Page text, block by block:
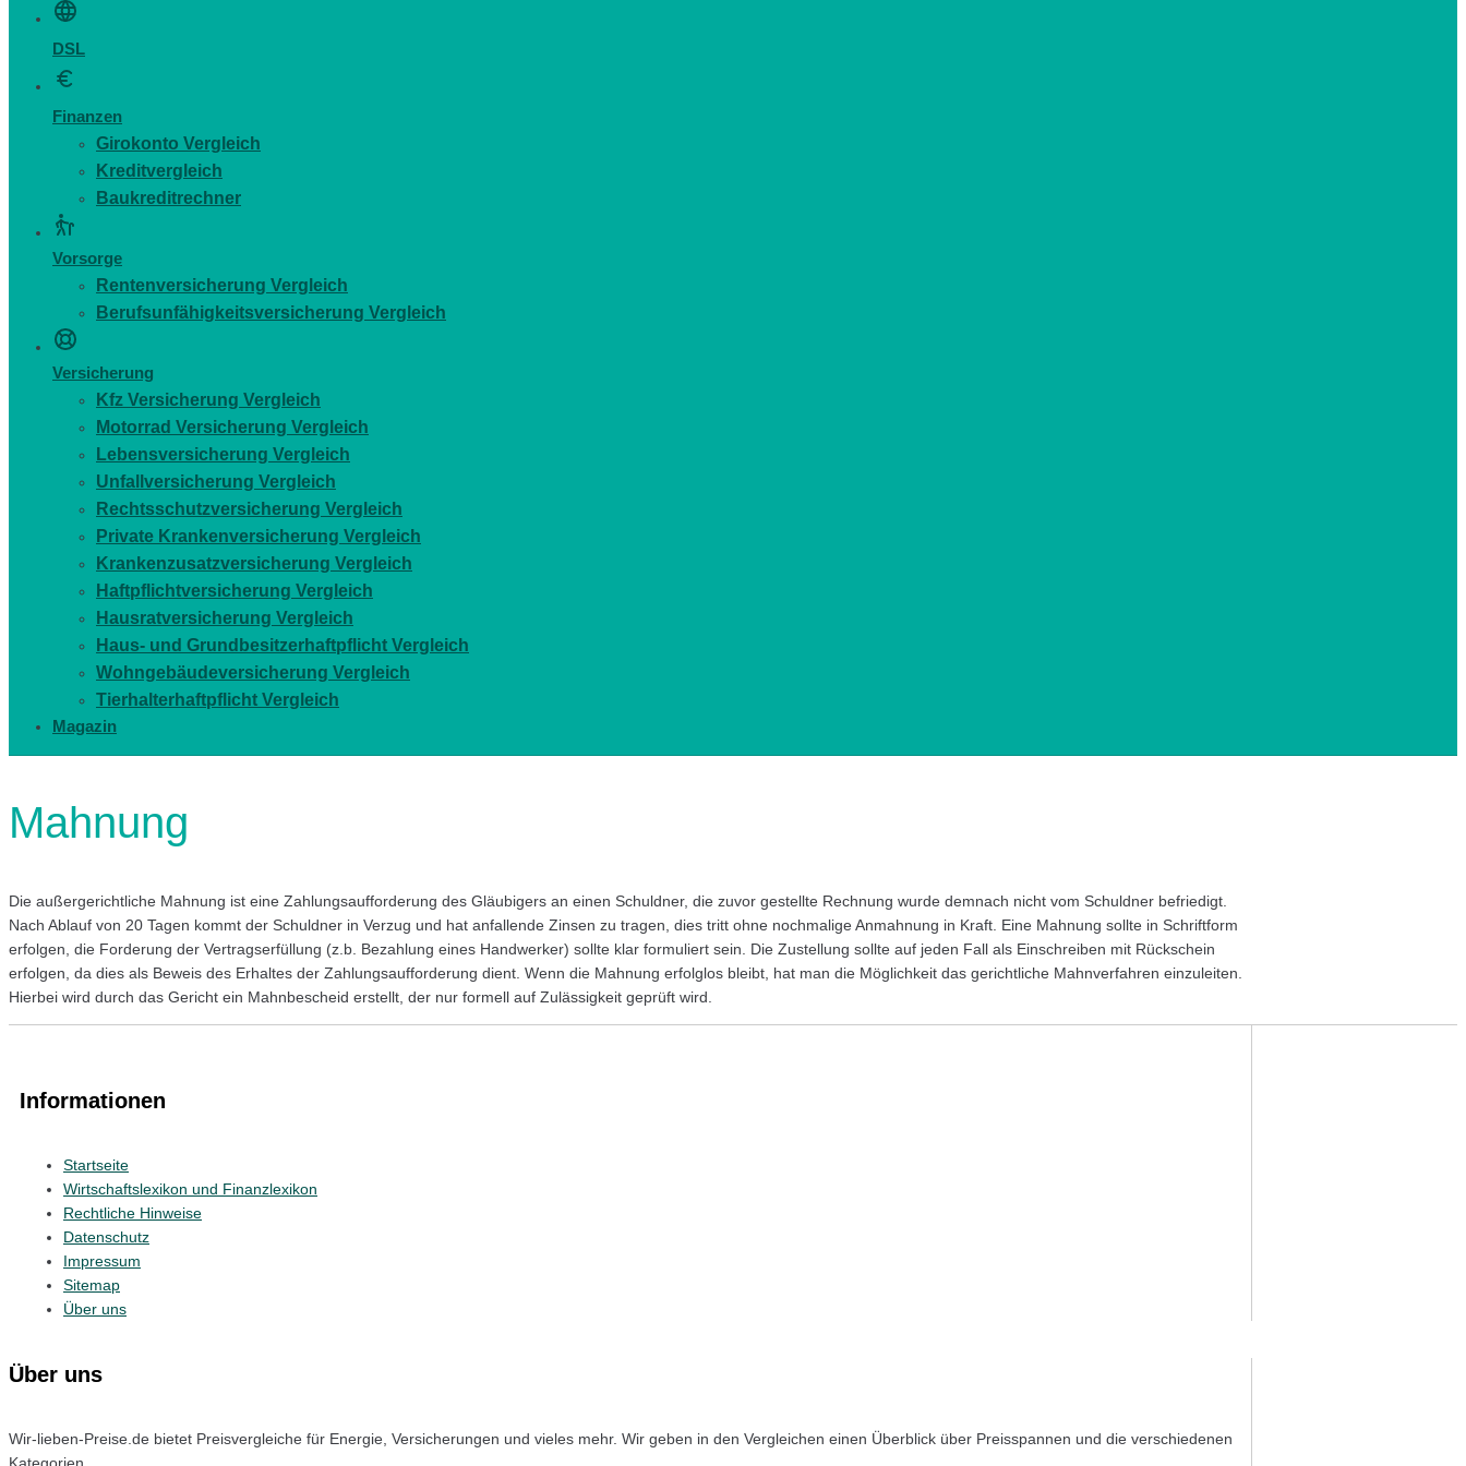
DSL
Finanzen
Girokonto Vergleich
Kreditvergleich
Baukreditrechner
Vorsorge
Rentenversicherung Vergleich
Berufsunfähigkeitsversicherung Vergleich
Versicherung
Kfz Versicherung Vergleich
Motorrad Versicherung Vergleich
Lebensversicherung Vergleich
Unfallversicherung Vergleich
Rechtsschutzversicherung Vergleich
Private Krankenversicherung Vergleich
Krankenzusatzversicherung Vergleich
Haftpflichtversicherung Vergleich
Hausratversicherung Vergleich
Haus- und Grundbesitzerhaftpflicht Vergleich
Wohngebäudeversicherung Vergleich
Tierhalterhaftpflicht Vergleich
Magazin
Mahnung
Die außergerichtliche Mahnung ist eine Zahlungsaufforderung des Gläubigers an einen Schuldner, die zuvor gestellte Rechnung wurde demnach nicht vom Schuldner befriedigt.
Nach Ablauf von 20 Tagen kommt der Schuldner in Verzug und hat anfallende Zinsen zu tragen, dies tritt ohne nochmalige Anmahnung in Kraft. Eine Mahnung sollte in Schriftform
erfolgen, die Forderung der Vertragserfüllung (z.b. Bezahlung eines Handwerker) sollte klar formuliert sein. Die Zustellung sollte auf jeden Fall als Einschreiben mit Rückschein
erfolgen, da dies als Beweis des Erhaltes der Zahlungsaufforderung dient. Wenn die Mahnung erfolglos bleibt, hat man die Möglichkeit das gerichtliche Mahnverfahren einzuleiten.
Hierbei wird durch das Gericht ein Mahnbescheid erstellt, der nur formell auf Zulässigkeit geprüft wird.
Informationen
Startseite
Wirtschaftslexikon und Finanzlexikon
Rechtliche Hinweise
Datenschutz
Impressum
Sitemap
Über uns
Über uns
Wir-lieben-Preise.de bietet Preisvergleiche für Energie, Versicherungen und vieles mehr. Wir geben in den Vergleichen einen Überblick über Preisspannen und die verschiedenen